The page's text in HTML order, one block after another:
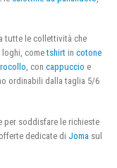
tutte le collettività che
loghi, cometshirt in cotone
, con cappuccio e
ordinabili dalla taglia 5/6
per soddisfare le richieste
dedicate di Joma sul